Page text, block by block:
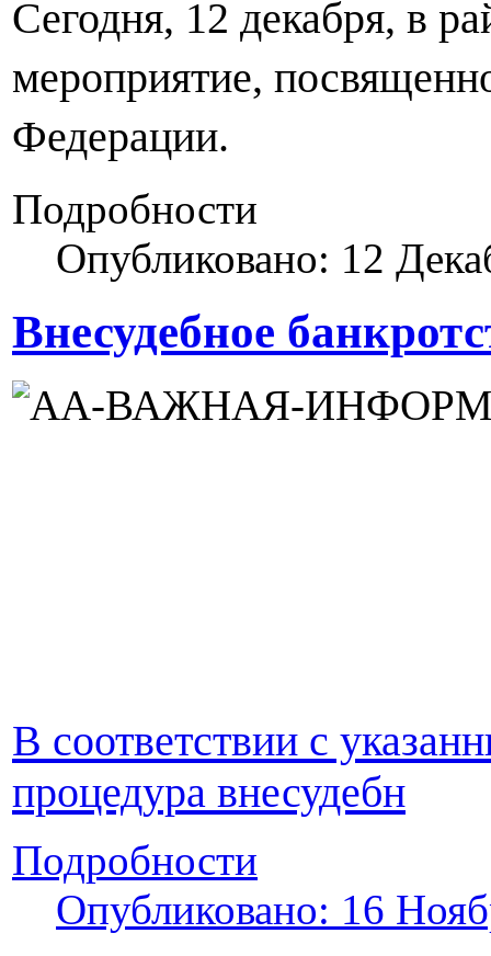
Сегодня, 12 декабря, в
мероприятие,
Федерации.
Подробности
Опубликовано: 12
Внесудебное
В соответствии с
процедура внесудебн
Подробности
Опубликовано: 16